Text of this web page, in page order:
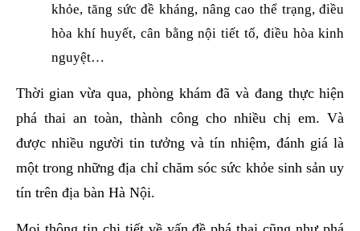
khỏe, tăng sức đề kháng, nâng cao thể trạng, điều
hòa khí huyết, cân bằng nội tiết tố, điều hòa kinh
nguyệt…
Thời gian vừa qua, phòng khám đã và đang thực hiện
phá thai an toàn, thành công cho nhiều chị em. Và
được nhiều người tin tưởng và tín nhiệm, đánh giá là
một trong những địa chỉ chăm sóc sức khỏe sinh sản uy
tín trên địa bàn Hà Nội.